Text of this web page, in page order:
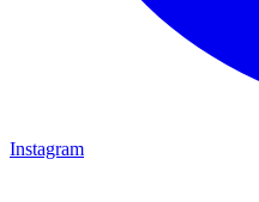
Instagram